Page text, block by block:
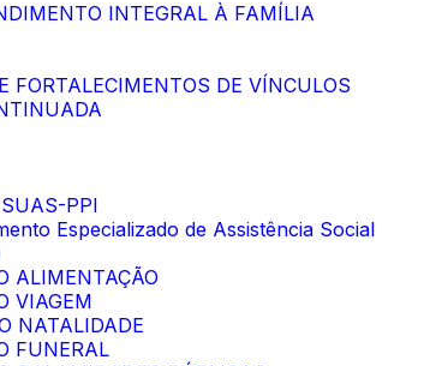
INTEGRAL À FAMÍLIA
FORTALECIMENTOS DE VÍNCULOS
PPI
Especializado de Assistência Social
ALIMENTAÇÃO
VIAGEM
NATALIDADE
FUNERAL